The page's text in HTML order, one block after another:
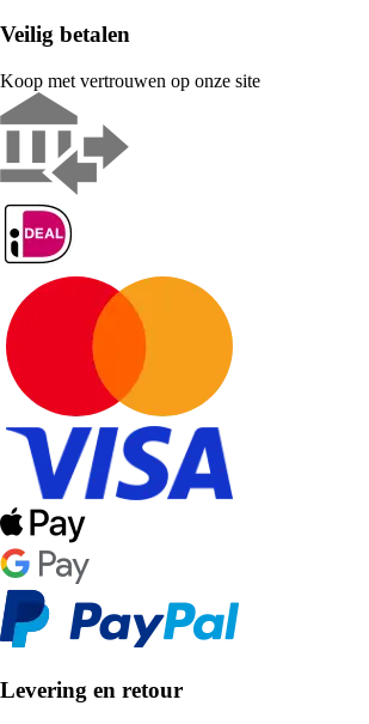
Veilig betalen
Koop met vertrouwen op onze site
Levering en retour